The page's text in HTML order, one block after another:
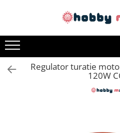
PET-G
Regulator turatie
120W